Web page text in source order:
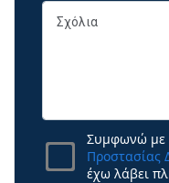
Συμφωνώ με
Προστασίας
έχω λάβει